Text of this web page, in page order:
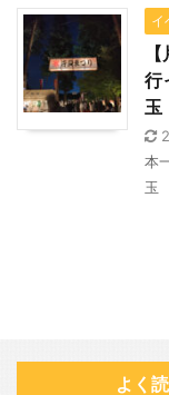
イ
行
玉
本
玉
よく